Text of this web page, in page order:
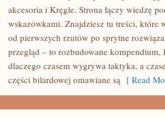
KRĘGLE
akcesoria i Kręgle. Strona łączy wiedzę
wskazówkami. Znajdziesz tu treści, które
od pierwszych rzutów po sprytne
przegląd – to rozbudowane
dlaczego czasem wygrywa taktyka, a
części bilardowej omawiane są [ Read